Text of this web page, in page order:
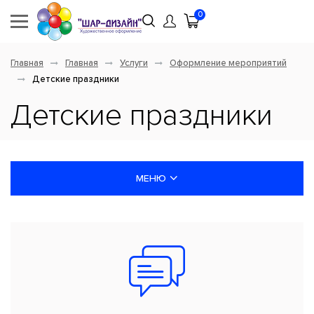
0
Главная Главная Услуги
Оформление мероприятий
Детские праздники
Детские праздники
МЕНЮ
ОФОРМЛЕНИЕ МЕРОПРИЯТИЙ
УСЛУГИ ЛАЗЕРНОЙ РЕЗКИ И ГРАВИРОВКИ